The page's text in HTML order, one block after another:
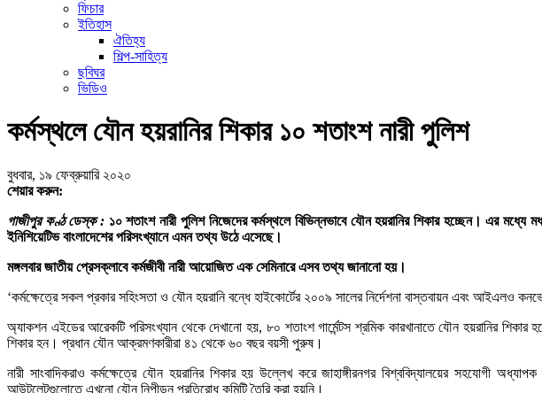
ফিচার
ইতিহাস
ঐতিহ্য
শিল্প-সাহিত্য
ছবিঘর
ভিডিও
কর্মস্থলে যৌন হয়রানির শিকার ১০ শতাংশ নারী পুলিশ
বুধবার, ১৯ ফেব্রুয়ারি ২০২০
শেয়ার করুন:
গাজীপুর কণ্ঠ ডেস্ক : ১০ শতাংশ নারী পুলিশ নিজেদের কর্মস্থলে বিভিন্নভাবে যৌন হয়রানির শিকার হচ্ছেন। এর
ইনিশিয়েটিভ বাংলাদেশের পরিসংখ্যানে এমন তথ্য উঠে এসেছে।
মঙ্গলবার জাতীয় প্রেসক্লাবে কর্মজীবী নারী আয়োজিত এক সেমিনারে এসব তথ্য জানানো হয়।
‘কর্মক্ষেত্রে সকল প্রকার সহিংসতা ও যৌন হয়রানি বন্ধে হাইকোর্টের ২০০৯ সালের নির্দেশনা বাস্তবায়ন এবং আইএলও
অ্যাকশন এইডের আরেকটি পরিসংখ্যান থেকে দেখানো হয়, ৮০ শতাংশ গার্মেন্টস শ্রমিক কারখানাতে যৌন হয়রানির
শিকার হন। প্রধান যৌন আক্রমণকারীরা ৪১ থেকে ৬০ বছর বয়সী পুরুষ।
নারী সাংবাদিকরাও কর্মক্ষেত্রে যৌন হয়রানির শিকার হয় উল্লেখ করে জাহাঙ্গীরনগর বিশ্ববিদ্যালয়ের সহযোগী
আউটলেটগুলোতে এখনো যৌন নিপীড়ন প্রতিরোধ কমিটি তৈরি করা হয়নি।